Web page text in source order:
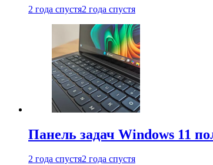
2 года спустя2 года спустя
Панель задач Windows 11
2 года спустя2 года спустя